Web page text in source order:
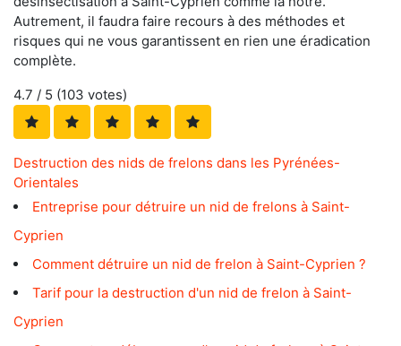
Autrement, il faudra faire recours à des méthodes et
risques qui ne vous garantissent en rien une éradication
complète.
4.7 / 5 (103 votes)
Destruction des nids de frelons dans les Pyrénées-
Orientales
Entreprise pour détruire un nid de frelons à Saint-
Cyprien
Comment détruire un nid de frelon à Saint-Cyprien ?
Tarif pour la destruction d'un nid de frelon à Saint-
Cyprien